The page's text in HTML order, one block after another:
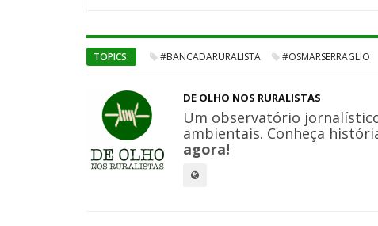
TOPICS: #BANCADARURALISTA #OSMARSERRAGLIO
DE OLHO NOS RURALISTAS
Um observatório
ambientais. Conheça
agora!